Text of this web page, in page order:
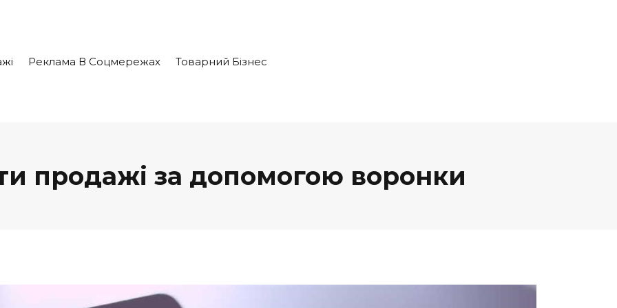
Реклама В Соцмережах Товарний Бізнес
продажі за допомогою воронки